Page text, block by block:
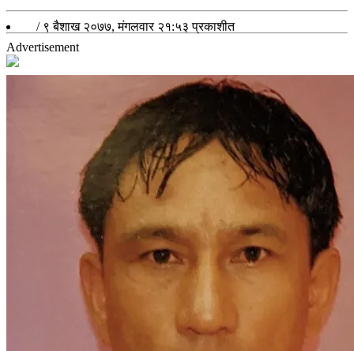
/ ९ बैशाख २०७७, मंगलवार २१:५३ प्रकाशीत
Advertisement